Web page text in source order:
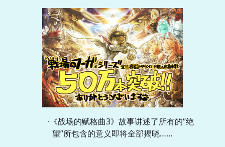
·《战场的赋格曲3》故事讲述了所有的“绝
望”所包含的意义即将全部揭晓……